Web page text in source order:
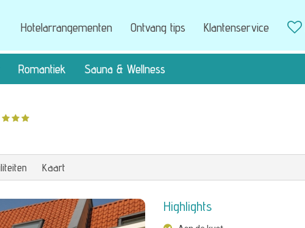
Hotelarrangementen Ontvang tips Klantenservice
Romantiek Sauna & Wellness
Kaart
Highlights